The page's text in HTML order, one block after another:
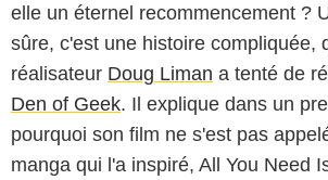
elle un éternel recommencement ?
sûre, c'est une histoire compliquée,
réalisateur Doug Liman a tenté de
Den of Geek. Il explique dans un
pourquoi son film ne s'est pas
manga qui l'a inspiré, All You Need